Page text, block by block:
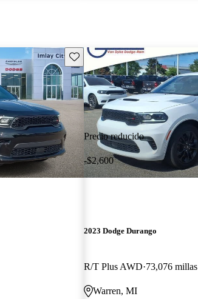
Guarda este Aviso
Precio reducido
-$2,600
2023 Dodge Durango
R/T Plus AWD 73,076 millas
Warren, MI